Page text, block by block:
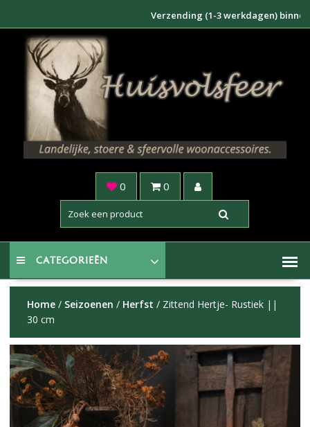
inhoud
Verzending (1-3 werkdagen) binnen
0 0
CATEGORIEËN
Home/ Seizoenen / Herfst / Zittend Hertje- Rustiek ||
30 cm